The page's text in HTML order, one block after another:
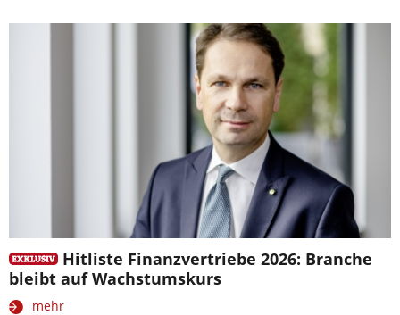
Hitliste Finanzvertriebe 2026: Branche
bleibt auf Wachstumskurs
mehr